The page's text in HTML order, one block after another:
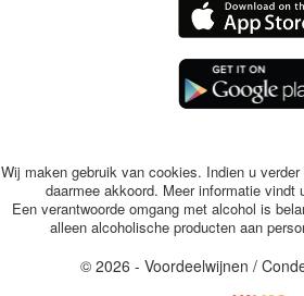
© 2026 - Voordeelwijnen /
Een verantwoorde omgang met alcohol is
alleen alcoholische producten aan
Wij maken gebruik van cookies. Indien u
daarmee akkoord. Meer informatie vindt